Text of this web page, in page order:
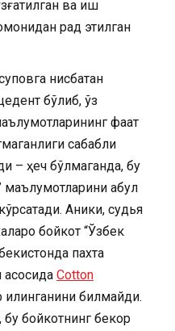
ва иш
рад этилган
нисбатан
бўлиб, ўз
фақат
сабабли
– ҳеч бўлмаганда, бу
қабул
Аниқки, судья
бойкот “Ўзбек
пахта
асосида Cotton
билмайди.
бу бойкотнинг бекор